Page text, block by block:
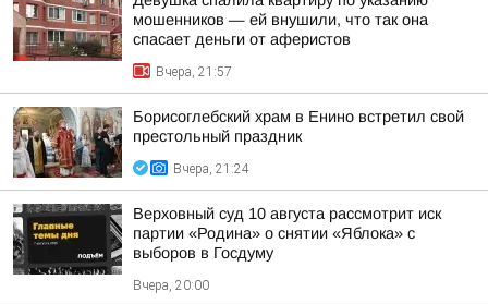
мошенников — ей внушили, что так она
спасает деньги от аферистов
Вчера, 21:57
Борисоглебский храм в Енино встретил свой
престольный праздник
Вчера, 21:24
Верховный суд 10 августа рассмотрит иск
партии «Родина» о снятии «Яблока» с
выборов в Госдуму
Вчера, 20:00